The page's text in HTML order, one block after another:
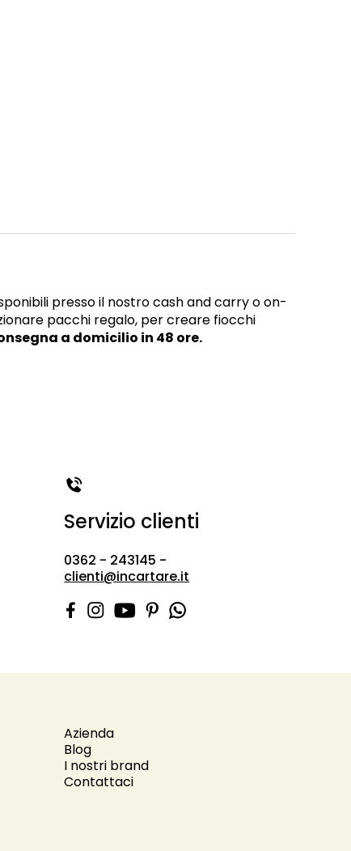
presso il nostro cash and carry o on-
pacchi regalo, per creare fiocchi
a domicilio in 48 ore.
Servizio clienti
0362 - 243145 -
clienti@incartare.it
Azienda
Blog
I nostri brand
Contattaci